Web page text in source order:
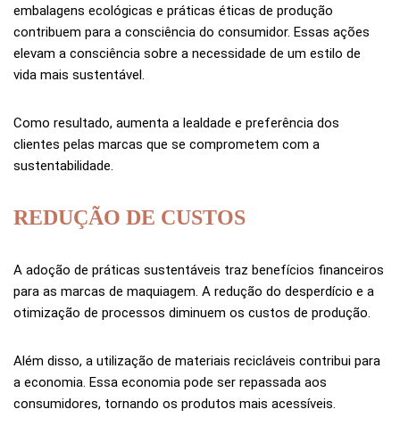
embalagens ecológicas e práticas éticas de produção
contribuem para a consciência do consumidor. Essas ações
elevam a consciência sobre a necessidade de um estilo de
vida mais sustentável.
Como resultado, aumenta a lealdade e preferência dos
clientes pelas marcas que se comprometem com a
sustentabilidade.
REDUÇÃO DE CUSTOS
A adoção de práticas sustentáveis traz benefícios financeiros
para as marcas de maquiagem. A redução do desperdício e a
otimização de processos diminuem os custos de produção.
Além disso, a utilização de materiais recicláveis contribui para
a economia. Essa economia pode ser repassada aos
consumidores, tornando os produtos mais acessíveis.